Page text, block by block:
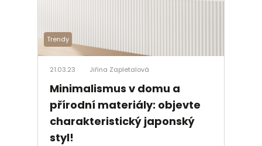
Trendy
21.03.23 Jiřina Zapletalová
Minimalismus v domu a
přírodní materiály: objevte
charakteristický japonský
styl!